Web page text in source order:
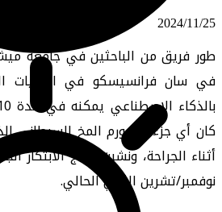
⠀ 2024/11/25
طور فريق من الباحثين في جامعة
في سان فرانسيسكو في الولايات
كان أي جزء من ورم المخ السرطاني
نوفمبر/تشرين الثاني الحالي.